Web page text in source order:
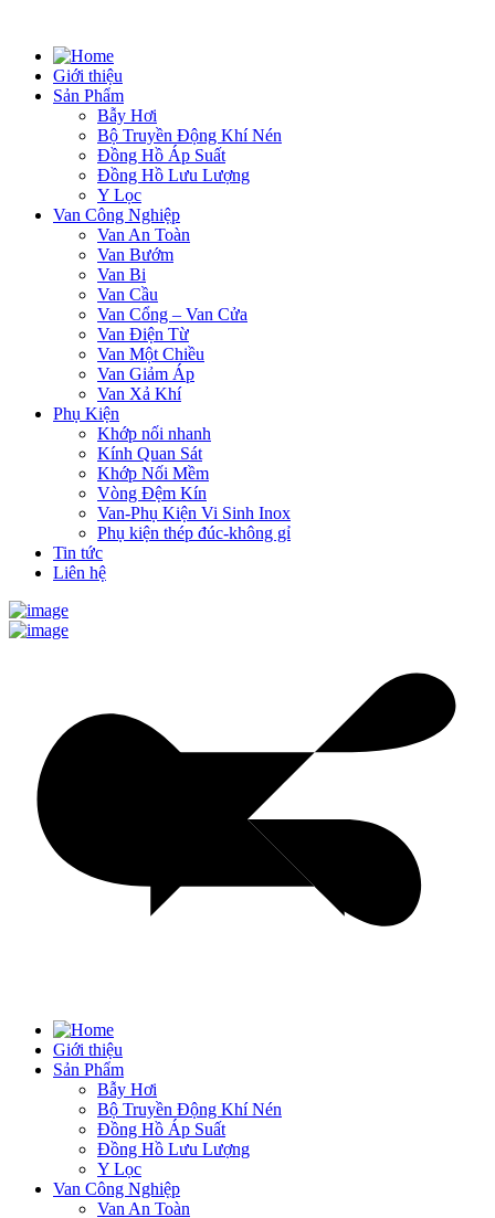
Giới thiệu
Sản Phẩm
Bẫy Hơi
Bộ Truyền Động Khí Nén
Đồng Hồ Áp Suất
Đồng Hồ Lưu Lượng
Y Lọc
Van Công Nghiệp
Van An Toàn
Van Bướm
Van Bi
Van Cầu
Van Cổng – Van Cửa
Van Điện Từ
Van Một Chiều
Van Giảm Áp
Van Xả Khí
Phụ Kiện
Khớp nối nhanh
Kính Quan Sát
Khớp Nối Mềm
Vòng Đệm Kín
Van-Phụ Kiện Vi Sinh Inox
Phụ kiện thép đúc-không gỉ
Tin tức
Liên hệ
Giới thiệu
Sản Phẩm
Bẫy Hơi
Bộ Truyền Động Khí Nén
Đồng Hồ Áp Suất
Đồng Hồ Lưu Lượng
Y Lọc
Van Công Nghiệp
Van An Toàn